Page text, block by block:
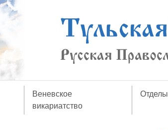
Веневское
викариатство
Отделы